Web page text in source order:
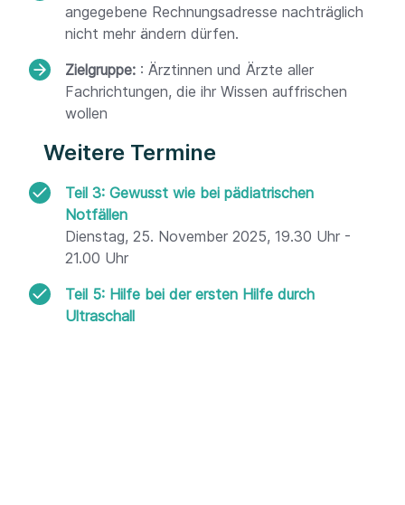
angegebene Rechnungsadresse nachträglich
nicht mehr ändern dürfen.
Zielgruppe: : Ärztinnen und Ärzte aller
Fachrichtungen, die ihr Wissen auffrischen
wollen
Weitere Termine
Teil 3: Gewusst wie bei pädiatrischen
Notfällen
Dienstag, 25. November 2025, 19.30 Uhr -
21.00 Uhr
Teil 5: Hilfe bei der ersten Hilfe durch
Ultraschall